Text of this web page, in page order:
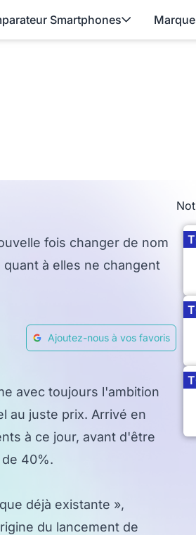
Smartphones
fois changer de nom
à elles ne changent
Ajoutez-nous à vos favoris
avec toujours l'ambition
au juste prix. Arrivé en
à ce jour, avant d'être
40%.
déjà existante »,
du lancement de